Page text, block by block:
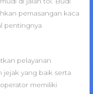
pemasangan kaca
pentingnya
pelayanan
jejak yang baik serta
memiliki